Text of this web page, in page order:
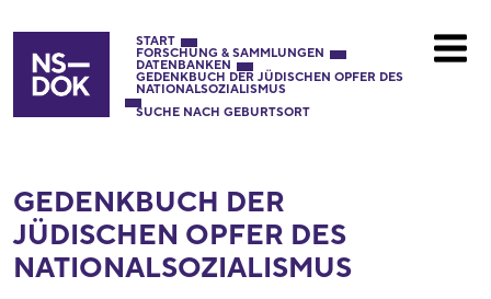
START
FORSCHUNG & SAMMLUNGEN
DATENBANKEN
GEDENKBUCH DER JÜDISCHEN OPFER DES
NATIONALSOZIALISMUS
SUCHE NACH GEBURTSORT
GEDENKBUCH DER
JÜDISCHEN OPFER DES
NATIONAL­SOZIALISMUS